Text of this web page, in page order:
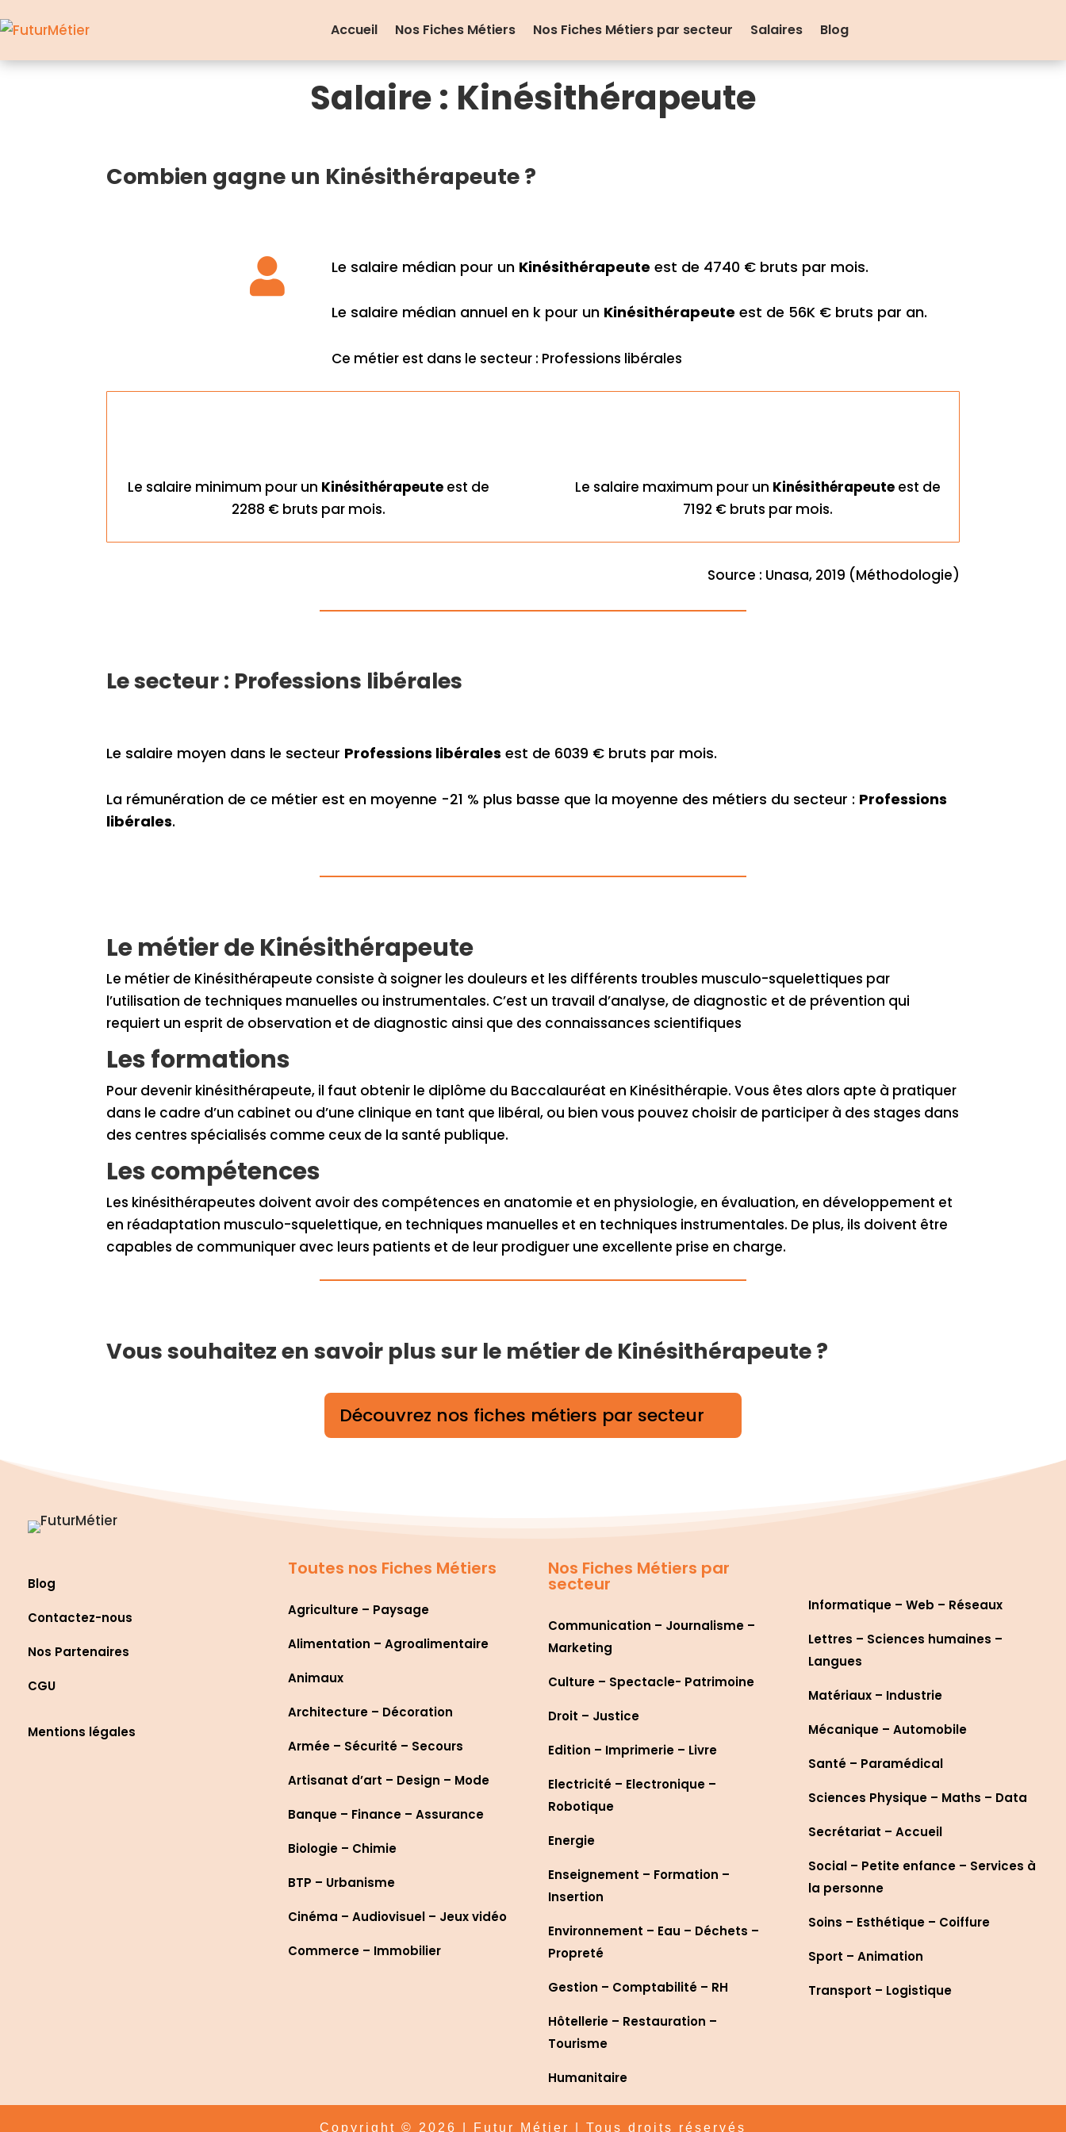
Accueil Nos Fiches Métiers Nos Fiches Métiers par secteur Salaires Blog
Salaire : Kinésithérapeute
Combien gagne un Kinésithérapeute ?
 Le salaire médian pour un Kinésithérapeute est de 4740 € bruts par mois.
Le salaire médian annuel en k pour un Kinésithérapeute est de 56K € bruts par an.
Ce métier est dans le secteur : Professions libérales
Le salaire minimum pour un Kinésithérapeuteest de
2288 € bruts par mois.
Le salaire maximum pour un Kinésithérapeuteest de
7192 € bruts par mois.
Source : Unasa, 2019 (Méthodologie)
Le secteur : Professions libérales
Le salaire moyen dans le secteur Professions libérales est de 6039 € bruts par mois.
La rémunération de ce métier est en moyenne -21 % plus basse que la moyenne des métiers du secteur : Professions
libérales.
Le métier de Kinésithérapeute
Le métier de Kinésithérapeute consiste à soigner les douleurs et les différents troubles musculo-squelettiques par
l’utilisation de techniques manuelles ou instrumentales. C’est un travail d’analyse, de diagnostic et de prévention qui
requiert un esprit de observation et de diagnostic ainsi que des connaissances scientifiques
Les formations
Pour devenir kinésithérapeute, il faut obtenir le diplôme du Baccalauréat en Kinésithérapie. Vous êtes alors apte à pratiquer
dans le cadre d’un cabinet ou d’une clinique en tant que libéral, ou bien vous pouvez choisir de participer à des stages dans
des centres spécialisés comme ceux de la santé publique.
Les compétences
Les kinésithérapeutes doivent avoir des compétences en anatomie et en physiologie, en évaluation, en développement et
en réadaptation musculo-squelettique, en techniques manuelles et en techniques instrumentales. De plus, ils doivent être
capables de communiquer avec leurs patients et de leur prodiguer une excellente prise en charge.
Vous souhaitez en savoir plus sur le métier de Kinésithérapeute ?
Découvrez nos fiches métiers par secteur
Blog
Contactez-nous
Nos Partenaires
CGU
Mentions légales
Toutes nos Fiches Métiers
Agriculture – Paysage
Alimentation – Agroalimentaire
Animaux
Architecture – Décoration
Armée – Sécurité – Secours
Artisanat d’art – Design – Mode
Banque – Finance – Assurance
Biologie – Chimie
BTP – Urbanisme
Cinéma – Audiovisuel – Jeux vidéo
Commerce – Immobilier
Nos Fiches Métiers par
secteur
Communication – Journalisme –
Marketing
Culture – Spectacle- Patrimoine
Droit – Justice
Edition – Imprimerie – Livre
Electricité – Electronique –
Robotique
Energie
Enseignement – Formation –
Insertion
Environnement – Eau – Déchets –
Propreté
Gestion – Comptabilité – RH
Hôtellerie – Restauration –
Tourisme
Humanitaire
Informatique – Web – Réseaux
Lettres – Sciences humaines –
Langues
Matériaux – Industrie
Mécanique – Automobile
Santé – Paramédical
Sciences Physique – Maths – Data
Secrétariat – Accueil
Social – Petite enfance – Services à
la personne
Soins – Esthétique – Coiffure
Sport – Animation
Transport – Logistique
Copyright © 2026 | Futur Métier | Tous droits réservés